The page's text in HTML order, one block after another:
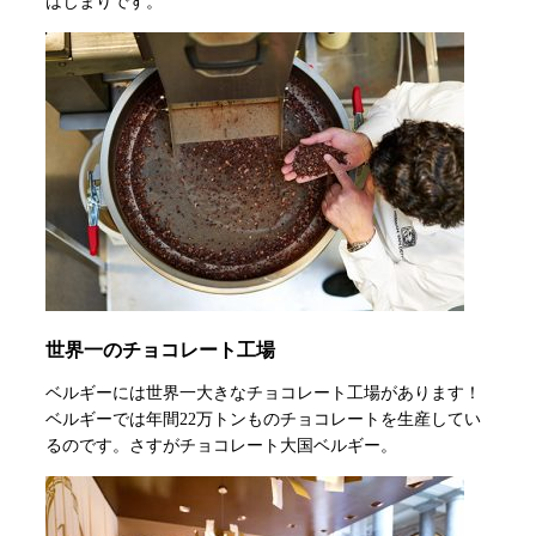
世界一のチョコレート工場
ベルギーには世界一大きなチョコレート工場があります！
ベルギーでは年間22万トンものチョコレートを生産してい
るのです。さすがチョコレート大国ベルギー。